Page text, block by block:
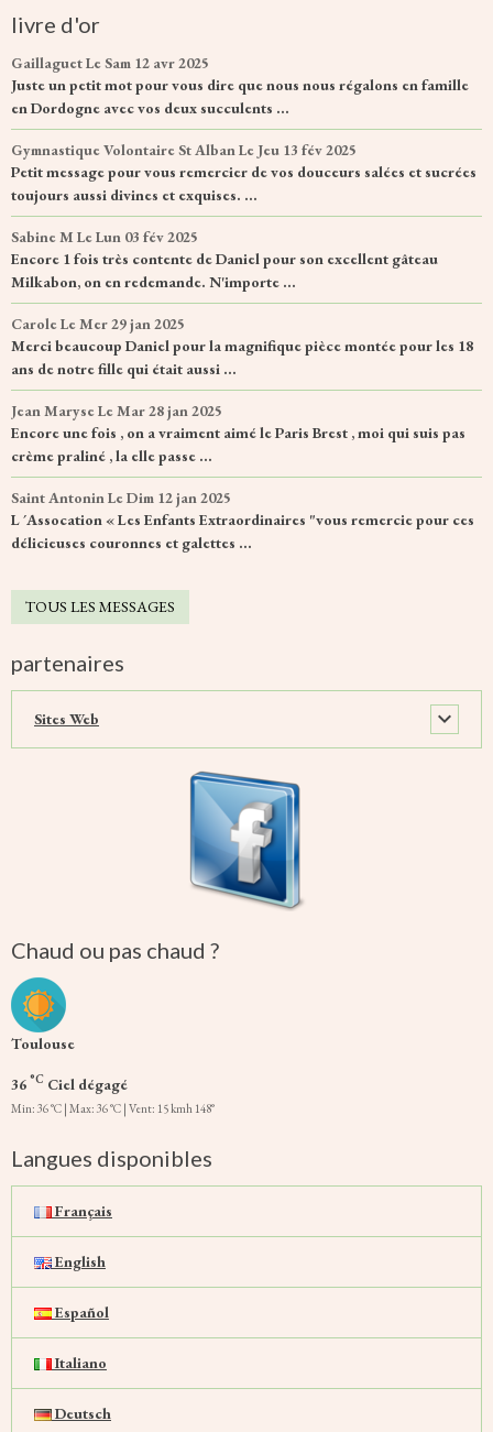
livre d'or
GaillaguetLe Sam 12 avr 2025
Juste un petit mot pour vous dire que nous nous régalons en famille
en Dordogne avec vos deux succulents ...
Gymnastique Volontaire St Alban Le Jeu 13 fév 2025
Petit message pour vous remercier de vos douceurs salées et sucrées
toujours aussi divines et exquises. ...
Sabine M Le Lun 03 fév 2025
Encore 1 fois très contente de Daniel pour son excellent gâteau
Milkabon, on en redemande. N'importe ...
CaroleLe Mer 29 jan 2025
Merci beaucoup Daniel pour la magnifique pièce montée pour les 18
ans de notre fille qui était aussi ...
Jean MaryseLe Mar 28 jan 2025
Encore une fois , on a vraiment aimé le Paris Brest , moi qui suis pas
crème praliné , la elle passe ...
Saint Antonin Le Dim 12 jan 2025
L ´Assocation « Les Enfants Extraordinaires "vous remercie pour ces
délicieuses couronnes et galettes ...
TOUS LES MESSAGES
partenaires
Sites Web
Chaud ou pas chaud ?
Toulouse
36 °C Ciel dégagé
Min: 36 °C | Max: 36 °C | Vent: 15 kmh 148°
Langues disponibles
Français
English
Español
Italiano
Deutsch